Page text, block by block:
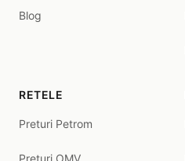
Blog
RETELE
Preturi Petrom
Preturi OMV